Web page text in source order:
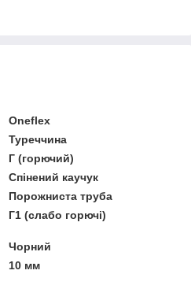
Oneflex
Туреччина
Г (горючий)
Спінений каучук
Порожниста труба
Г1 (слабо горючі)
Чорний
10 мм